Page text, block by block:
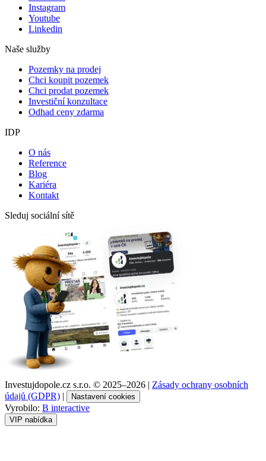
Instagram
Youtube
Linkedin
Naše služby
Pozemky na prodej
Chci koupit pozemek
Chci prodat pozemek
Investiční konzultace
Odhad ceny zdarma
IDP
O nás
Reference
Blog
Kariéra
Kontakt
Sleduj sociální sítě
Investujdopole.cz s.r.o. © 2025–2026 | Zásady ochrany osobních
údajů (GDPR) | Nastavení cookies
Vyrobilo: B interactive
VIP nabídka